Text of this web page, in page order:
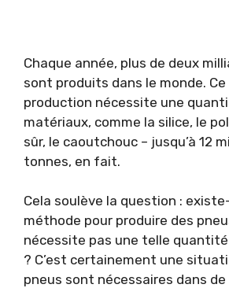
Chaque année, plus de deux
sont produits dans le monde. Ce
production nécessite une
matériaux, comme la silice, le
sûr, le caoutchouc – jusqu’à 12
tonnes, en fait.
Cela soulève la question :
méthode pour produire des
nécessite pas une telle
? C’est certainement une
pneus sont nécessaires dans